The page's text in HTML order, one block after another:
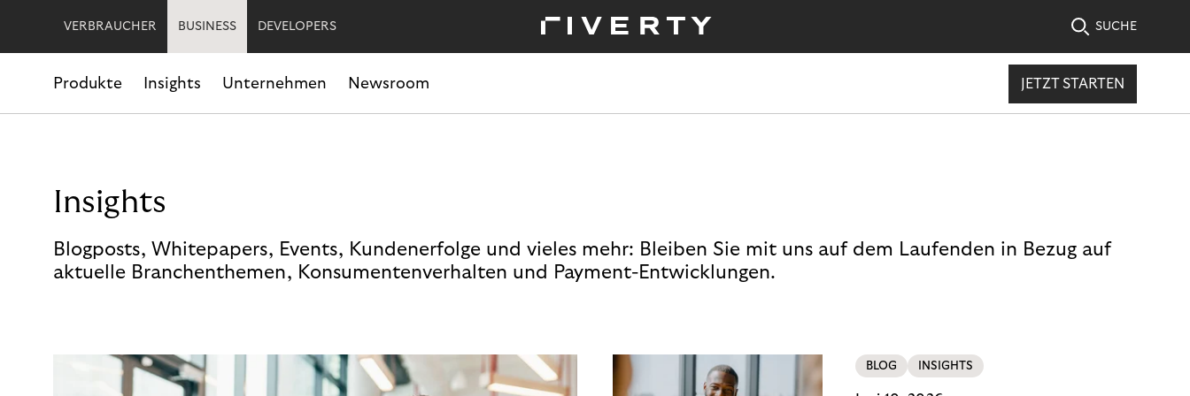
VERBRAUCHER BUSINESS DEVELOPERS SUCHE
Produkte Insights Unternehmen Newsroom JETZT STARTEN
Insights
Blogposts, Whitepapers, Events, Kundenerfolge und vieles mehr: Bleiben Sie mit uns auf dem Laufenden in Bezug auf
aktuelle Branchenthemen, Konsumentenverhalten und Payment-Entwicklungen.
BLOG INSIGHTS